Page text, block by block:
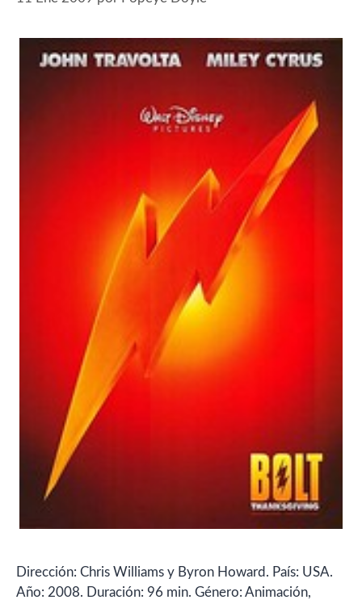
Dirección: Chris Williams y Byron Howard. País: USA.
Año: 2008. Duración: 96 min. Género: Animación,